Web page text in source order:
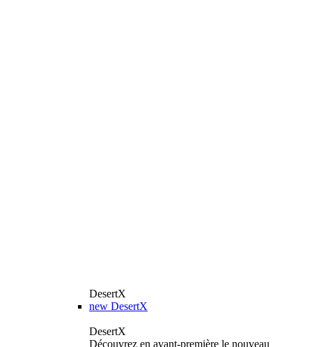
DesertX
new DesertX
DesertX
Découvrez en avant-première le nouveau